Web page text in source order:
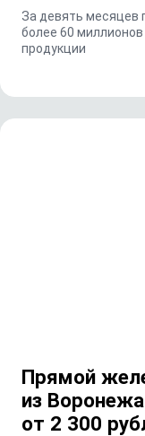
За девять месяцев
более 60
продукции
Прямой
из
от 2 300